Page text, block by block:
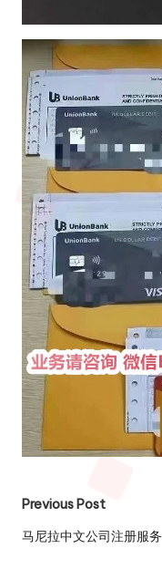
Post
navigation
Previous Post
马尼拉中文公司注册服务